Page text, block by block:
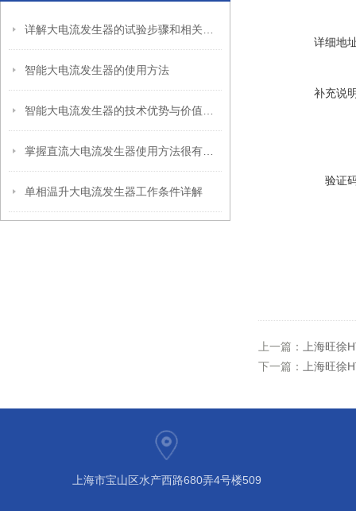
智能大电流发生器的使用方法
单相温升大电流发生器工作条件详解
详细地
补充说
验证
上一篇：
上海旺徐
下一篇：
上海旺徐
上海市宝山区水产西路680弄4号楼509